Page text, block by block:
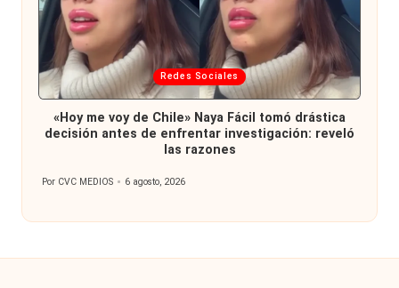
Publicada
en
Redes Sociales
«Hoy me voy de Chile» Naya Fácil tomó drástica
decisión antes de enfrentar investigación: reveló
las razones
Publicado
Por CVC MEDIOS 6 agosto, 2026